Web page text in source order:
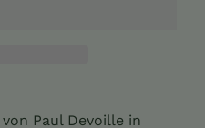
Paul Devoille in